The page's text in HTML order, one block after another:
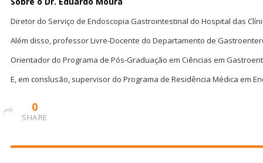
Diretor do Serviço de Endoscopia Gastrointestinal do Hospital das
Além disso, professor Livre-Docente do Departamento de
Orientador do Programa de Pós-Graduação em Ciências em
E, em conslusão, supervisor do Programa de Residência Médica em
0
SHARE